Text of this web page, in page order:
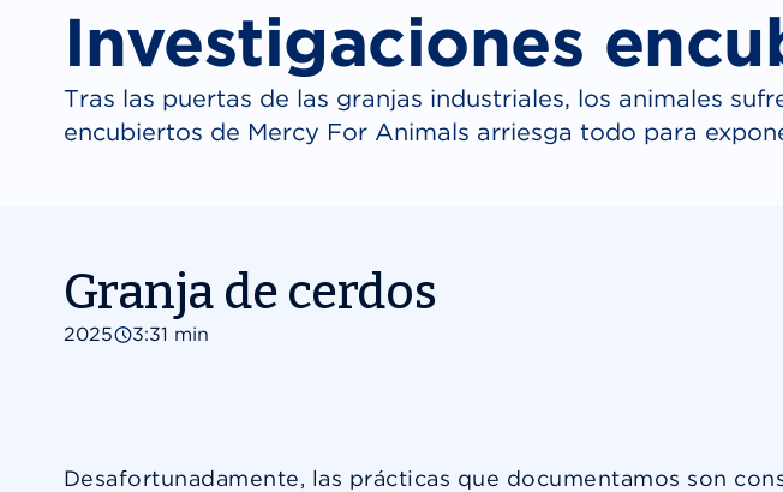
Investigaciones
Tras las puertas de las granjas industriales, los animales
encubiertos de Mercy For Animals arriesga todo para
Granja de cerdos
2025 3:31 min
Desafortunadamente, las prácticas que documentamos son